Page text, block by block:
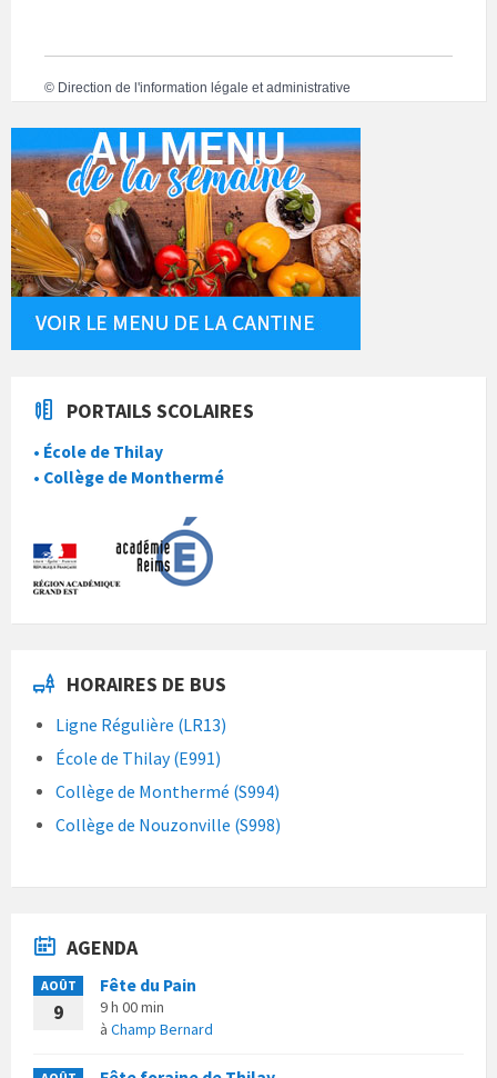
© Direction de l'information légale et administrative
PORTAILS SCOLAIRES
• École de Thilay
• Collège de Monthermé
HORAIRES DE BUS
Ligne Régulière (LR13)
École de Thilay (E991)
Collège de Monthermé (S994)
Collège de Nouzonville (S998)
AGENDA
AOÛT
9
Fête du Pain
9 h 00 min
à Champ Bernard